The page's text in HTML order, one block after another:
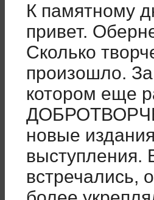
К памятному
привет.
Сколько
произошло. За
котором еще
новые
выступления.
встречались,